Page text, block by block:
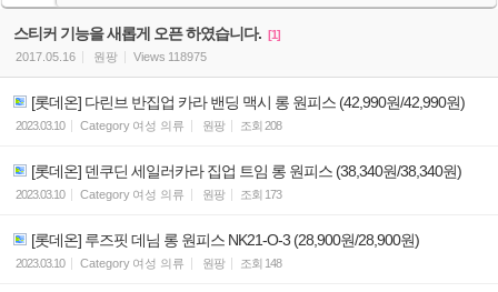
스티커 기능을 새롭게 오픈 하였습니다. [1]
2017.05.16
원팡 Views 118975
[롯데온] 다린브 반집업 카라 밴딩 맥시 롱 원피스 (42,990원/42,990원)
2023.03.10 Category 여성 의류 원팡 조회 208
[롯데온] 덴쿠딘 세일러카라 집업 트임 롱 원피스 (38,340원/38,340원)
2023.03.10 Category 여성 의류 원팡 조회 173
[롯데온] 루즈핏 데님 롱 원피스 NK21-O-3 (28,900원/28,900원)
2023.03.10 Category 여성 의류 원팡 조회 148